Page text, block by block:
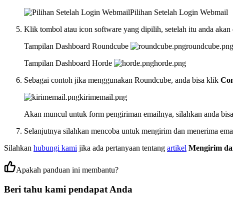
Pilihan Setelah Login Webmail
Klik tombol atau icon software yang dipilih, setelah itu anda akan
Tampilan Dashboard Roundcube
roundcube.png
Tampilan Dashboard Horde
horde.png
Sebagai contoh jika menggunakan Roundcube, anda bisa klik
kirimemail.png
Akan muncul untuk form pengiriman emailnya, silahkan anda
Selanjutnya silahkan mencoba untuk mengirim dan menerima
Silahkan hubungi kami jika ada pertanyaan tentang artikel Mengirim
Apakah panduan ini membantu?
Beri tahu kami pendapat Anda